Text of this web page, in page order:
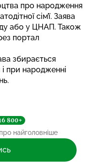
про народження
сім’ї. Заява
або у ЦНАП. Також
портал
збирається
при народженні
.
800+
найголовніше